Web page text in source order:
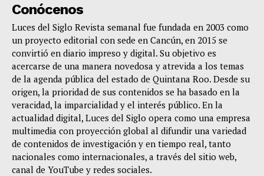
Conócenos
Luces del Siglo Revista semanal fue fundada en 2003 como
un proyecto editorial con sede en Cancún, en 2015 se
convirtió en diario impreso y digital. Su objetivo es
acercarse de una manera novedosa y atrevida a los temas
de la agenda pública del estado de Quintana Roo. Desde su
origen, la prioridad de sus contenidos se ha basado en la
veracidad, la imparcialidad y el interés público. En la
actualidad digital, Luces del Siglo opera como una empresa
multimedia con proyección global al difundir una variedad
de contenidos de investigación y en tiempo real, tanto
nacionales como internacionales, a través del sitio web,
canal de YouTube y redes sociales.